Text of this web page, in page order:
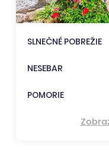
SLNEČNÉ POBREŽIE
NESEBAR
POMORIE